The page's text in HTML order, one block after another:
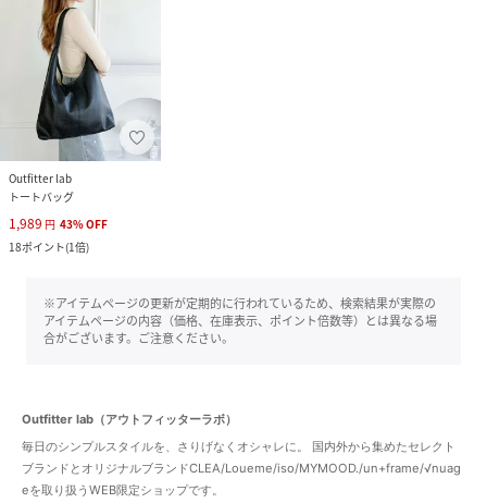
Outfitter lab
トートバッグ
1,989 円 43%OFF
18ポイント(1倍)
※アイテムページの更新が定期的に行われているため、検索結果が実際の
アイテムページの内容（価格、在庫表示、ポイント倍数等）とは異なる場
合がございます。ご注意ください。
Outfitter lab（アウトフィッターラボ）
毎日のシンプルスタイルを、さりげなくオシャレに。 国内外から集めたセレクト
ブランドとオリジナルブランドCLEA/Loueme/iso/MYMOOD./un+frame/√nuag
eを取り扱うWEB限定ショップです。